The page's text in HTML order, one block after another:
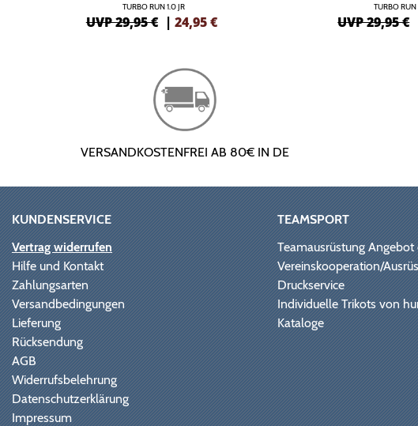
TURBO RUN 1.0 JR
UVP 29,95 € | 24,95€
TURBO RUN
UVP 29,95 €
VERSANDKOSTENFREI AB 80€ IN DE
KUNDENSERVICE
Vertrag widerrufen
Hilfe und Kontakt
Zahlungsarten
Versandbedingungen
Lieferung
Rücksendung
AGB
Widerrufsbelehrung
Datenschutzerklärung
Impressum
TEAMSPORT
Teamausrüstung
Vereinskooperation/
Druckservice
Individuelle Trikots von
Kataloge